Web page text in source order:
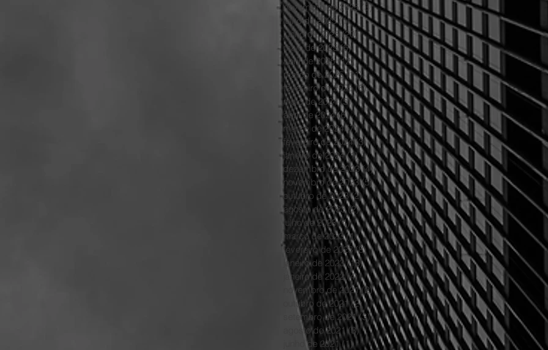
novembro de 2025 (3)3 posts
julho de 2025 (1)1 post
junho de 2025 (20)20 posts
maio de 2025 (6) 6 posts
abril de 2025 (12)12 posts
março de 2025 (11) 11 posts
fevereiro de 2025 (6)6 posts
maio de 2024 (5)5 posts
abril de 2024 (6)6 posts
março de 2024 (7)7 posts
fevereiro de 2024 (3)3 posts
janeiro de 2024 (1)1 post
dezembro de 2023 (4)4 posts
novembro de 2023 (5)5 posts
outubro de 2023 (2)2 posts
agosto de 2023 (2)2 posts
julho de 2023 (4)4 posts
março de 2023 (1)1 post
fevereiro de 2023 (8)8 posts
janeiro de 2023 (13)13 posts
janeiro de 2022 (4)4 posts
novembro de 2021 (2)2 posts
outubro de 2021 (2)2 posts
setembro de 2021 (3)3 posts
agosto de 2021 (3)3 posts
junho de 2021 (1)1 post